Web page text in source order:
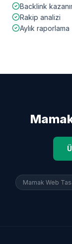
Backlink
Rakip analizi
Aylık raporlama
Mamak Web